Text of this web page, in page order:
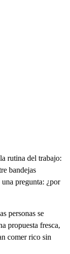
rutina del trabajo:
bandejas
pregunta: ¿por
personas se
propuesta fresca,
comer rico sin